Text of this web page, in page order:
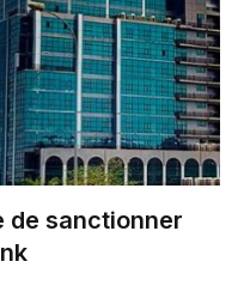
de sanctionner